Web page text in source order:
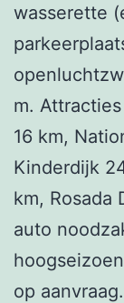
wasserette
m.
16 km,
Kinderdijk
km, Rosada
auto
op